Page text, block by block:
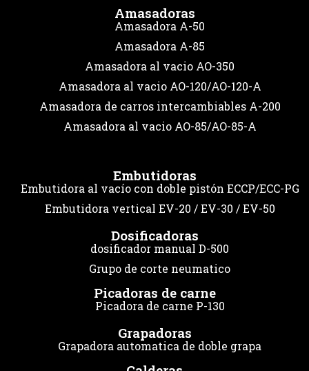
Amasadoras
Amasadora A-50
Amasadora A-85
Amasadora al vacio AO-350
Amasadora al vacio AO-120/AO-120-A
Amasadora de carros intercambiables A-200
Amasadora al vacio AO-85/AO-85-A
Embutidoras
Embutidora al vacío con doble pistón ECCP/ECC-PG
Embutidora vertical EV-20 / EV-30 / EV-50
Dosificadoras
dosificador manual D-500
Grupo de corte neumatico
Picadoras de carne
Picadora de carne P-130
Grapadoras
Grapadora automatica de doble grapa